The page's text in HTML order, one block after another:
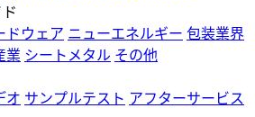
ドウェア ニューエネルギー 包装業界
業 シートメタル その他
オ サンプルテスト アフターサービス